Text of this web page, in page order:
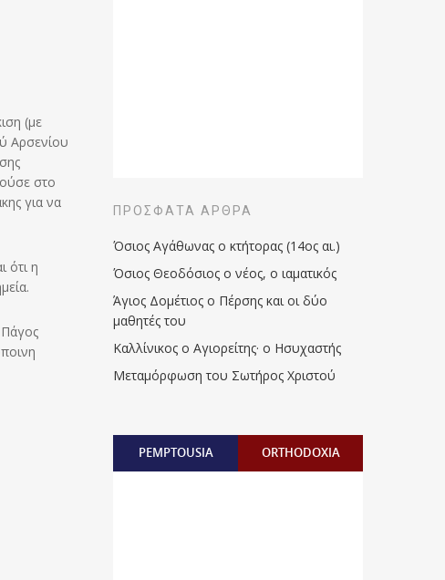
(με
Αρσενίου
στο
για να
ότι η
Πάγος
ΠΡΌΣΦΑΤΑ ΆΡΘΡΑ
Όσιος Αγάθωνας ο κτήτορας (14ος αι.)
Όσιος Θεοδόσιος ο νέος, ο ιαματικός
Άγιος Δομέτιος ο Πέρσης και οι δύο
μαθητές του
Καλλίνικος ο Αγιορείτης · ο Ησυχαστής
Μεταμόρφωση του Σωτήρος Χριστού
PEMPTOUSIA ORTHODOXIA